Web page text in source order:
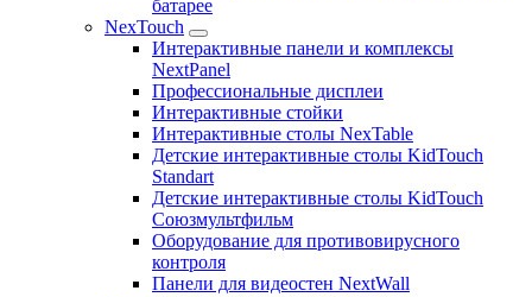
батарее
NexTouch
Интерактивные панели и комплексы
NextPanel
Профессиональные дисплеи
Интерактивные стойки
Интерактивные столы NexTable
Детские интерактивные столы KidTouch
Standart
Детские интерактивные столы KidTouch
Союзмультфильм
Оборудование для противовирусного
контроля
Панели для видеостен NextWall